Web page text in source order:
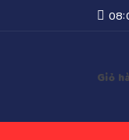
Giỏ